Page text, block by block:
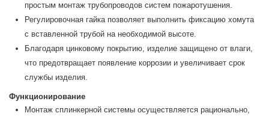
простым монтаж трубопроводов систем пожаротушения.
Регулировочная гайка позволяет выполнить фиксацию хомута
с вставленной трубой на необходимой высоте.
Благодаря цинковому покрытию, изделие защищено от влаги,
что предотвращает появление коррозии и увеличивает срок
службы изделия.
Функционирование
Монтаж сплинкерной системы осуществляется рационально,